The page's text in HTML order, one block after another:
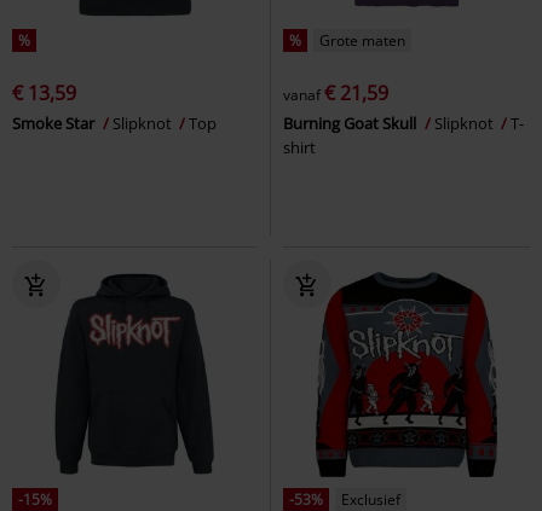
%
€ 13,59
Smoke Star Slipknot Top
% Grote maten
vanaf€ 21,59
Burning Goat Skull Slipknot
T-
shirt
-15%
-53%
Exclusief